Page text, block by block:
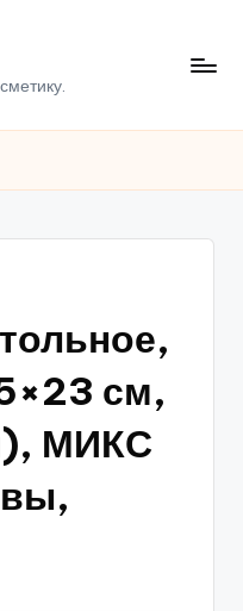
см,
МИКС